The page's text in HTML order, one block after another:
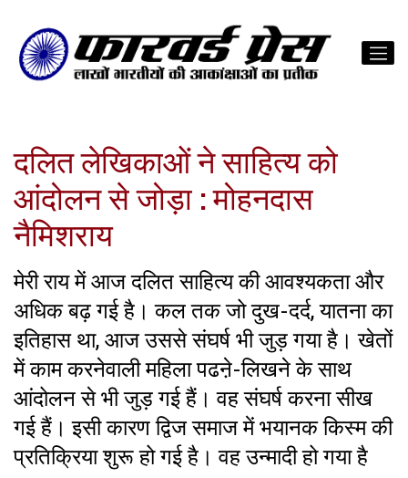
दलित लेखिकाओं ने साहित्य को
आंदोलन से जोड़ा : मोहनदास
नैमिशराय
मेरी राय में आज दलित साहित्य की आवश्यकता और
अधिक बढ़ गई है। कल तक जो दुख-दर्द, यातना का
इतिहास था, आज उससे संघर्ष भी जुड़ गया है। खेतों
में काम करनेवाली महिला पढऩे-लिखने के साथ
आंदोलन से भी जुड़ गई हैं। वह संघर्ष करना सीख
गई हैं। इसी कारण द्विज समाज में भयानक किस्म की
प्रतिक्रिया शुरू हो गई है। वह उन्मादी हो गया है